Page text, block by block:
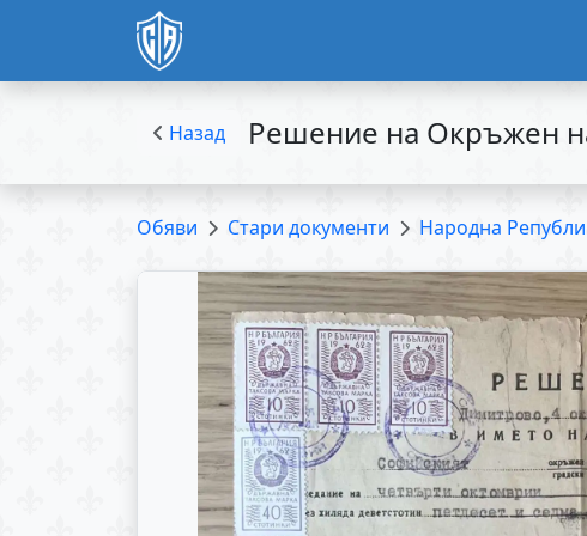
Назад Решение на Окръжен
Обяви Стари документи Народна